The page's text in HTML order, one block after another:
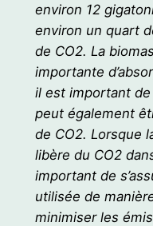
environ 12
environ un quart
de CO2. La
importante
il est important
peut également
de CO2. Lorsque
libère du CO2
important de
utilisée de
minimiser les